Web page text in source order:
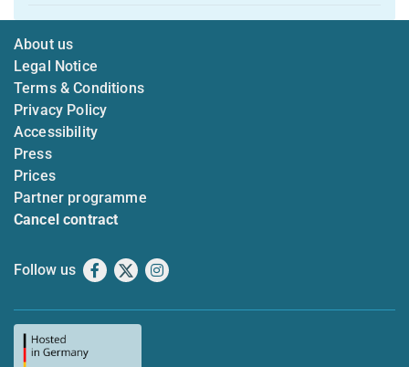
About us
Legal Notice
Terms & Conditions
Privacy Policy
Accessibility
Press
Prices
Partner programme
Cancel contract
Follow us Facebook
X Instagram